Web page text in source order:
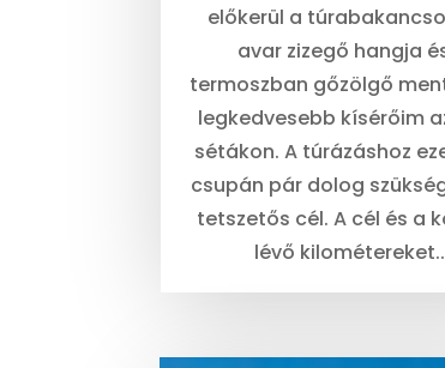
előkerül a
avar zizegő hangja
termoszban gőzölgő
legkedvesebb kísérőim
sétákon. A túrázáshoz
csupán pár dolog
tetszetős cél. A cél és a
lévő